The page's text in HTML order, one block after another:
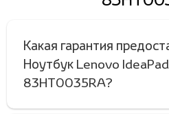
Какая гарантия
Ноутбук Lenovo
83HT0035RA?